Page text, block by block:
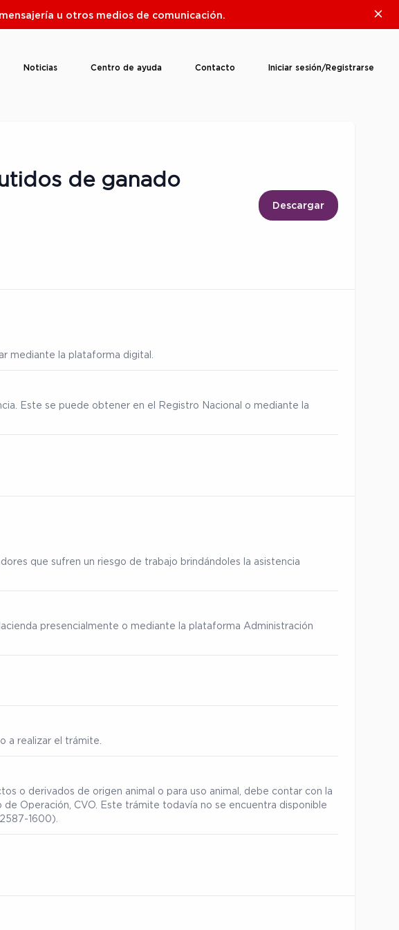
u otros medios de comunicación.
Noticias Centro de ayuda Contacto Iniciar sesión/Registrarse
de ganado
Descargar
mediante la plataforma digital.
Este se puede obtener en el Registro Nacional o mediante la
que sufren un riesgo de trabajo brindándoles la asistencia
presencialmente o mediante la plataforma Administración
a realizar el trámite.
o derivados de origen animal o para uso animal, debe contar con la
Operación, CVO. Este trámite todavía no se encuentra disponible
1600).